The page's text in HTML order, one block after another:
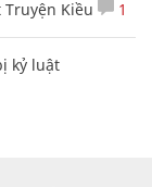
Kiều 1
kỷ luật